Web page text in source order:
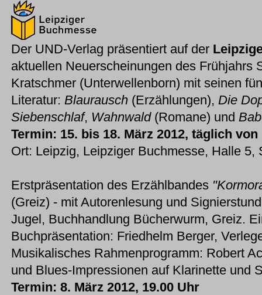
Der UND-Verlag präsentiert auf der
aktuellen Neuerscheinungen des Frühjahrs
Kratschmer (Unterwellenborn) mit seinen
Literatur: Blaurausch (Erzählungen), Die
Siebenschlaf, Wahnwald(Romane) und
Termin: 15. bis 18. März 2012, täglich von
Ort: Leipzig, Leipziger Buchmesse, Halle 5,
Erstpräsentation des Erzählbandes
(Greiz) - mit Autorenlesung und
Jugel, Buchhandlung Bücherwurm, Greiz.
Buchpräsentation: Friedhelm Berger,
Musikalisches Rahmenprogramm: Robert
und Blues-Impressionen auf Klarinette und
Termin: 8. März 2012, 19.00 Uhr